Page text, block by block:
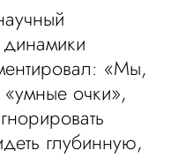
«Мы,
очки»,
глубинную,